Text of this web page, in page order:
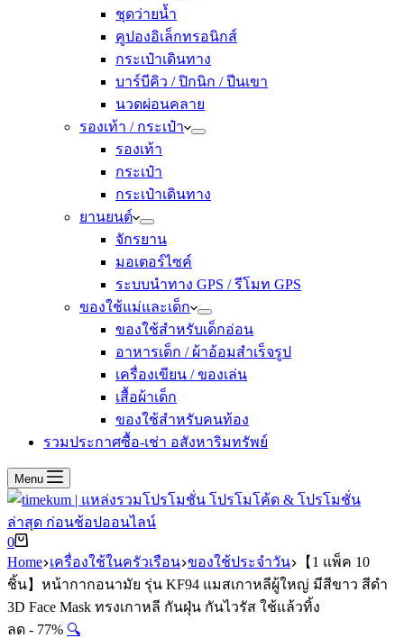
ชุดว่ายน้ำ
คูปองอิเล็กทรอนิกส์
กระเป๋าเดินทาง
บาร์บีคิว / ปิกนิก / ปีนเขา
นวดผ่อนคลาย
รองเท้า / กระเป๋า
รองเท้า
กระเป๋า
กระเป๋าเดินทาง
ยานยนต์
จักรยาน
มอเตอร์ไซค์
ระบบนำทาง GPS / รีโมท GPS
ของใช้แม่และเด็ก
ของใช้สำหรับเด็กอ่อน
อาหารเด็ก / ผ้าอ้อมสำเร็จรูป
เครื่องเขียน / ของเล่น
เสื้อผ้าเด็ก
ของใช้สำหรับคนท้อง
รวมประกาศซื้อ-เช่า อสังหาริมทรัพย์
Menu
Shopping
cart
0
Home เครื่องใช้ในครัวเรือน ของใช้ประจำวัน
【1 แพ็ค 10
ชิ้น】หน้ากากอนามัย รุ่น KF94 แมสเกาหลีผู้ใหญ่ มีสีขาว สีดำ
3D Face Mask ทรงเกาหลี กันฝุ่น กันไวรัส ใช้แล้วทิ้ง
ลด - 77% 🔍